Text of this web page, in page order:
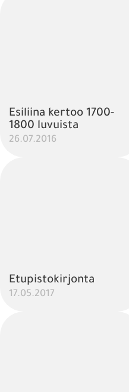
Esiliina kertoo 1700-
1800 luvuista
26.07.2016
Etupistokirjonta
17.05.2017